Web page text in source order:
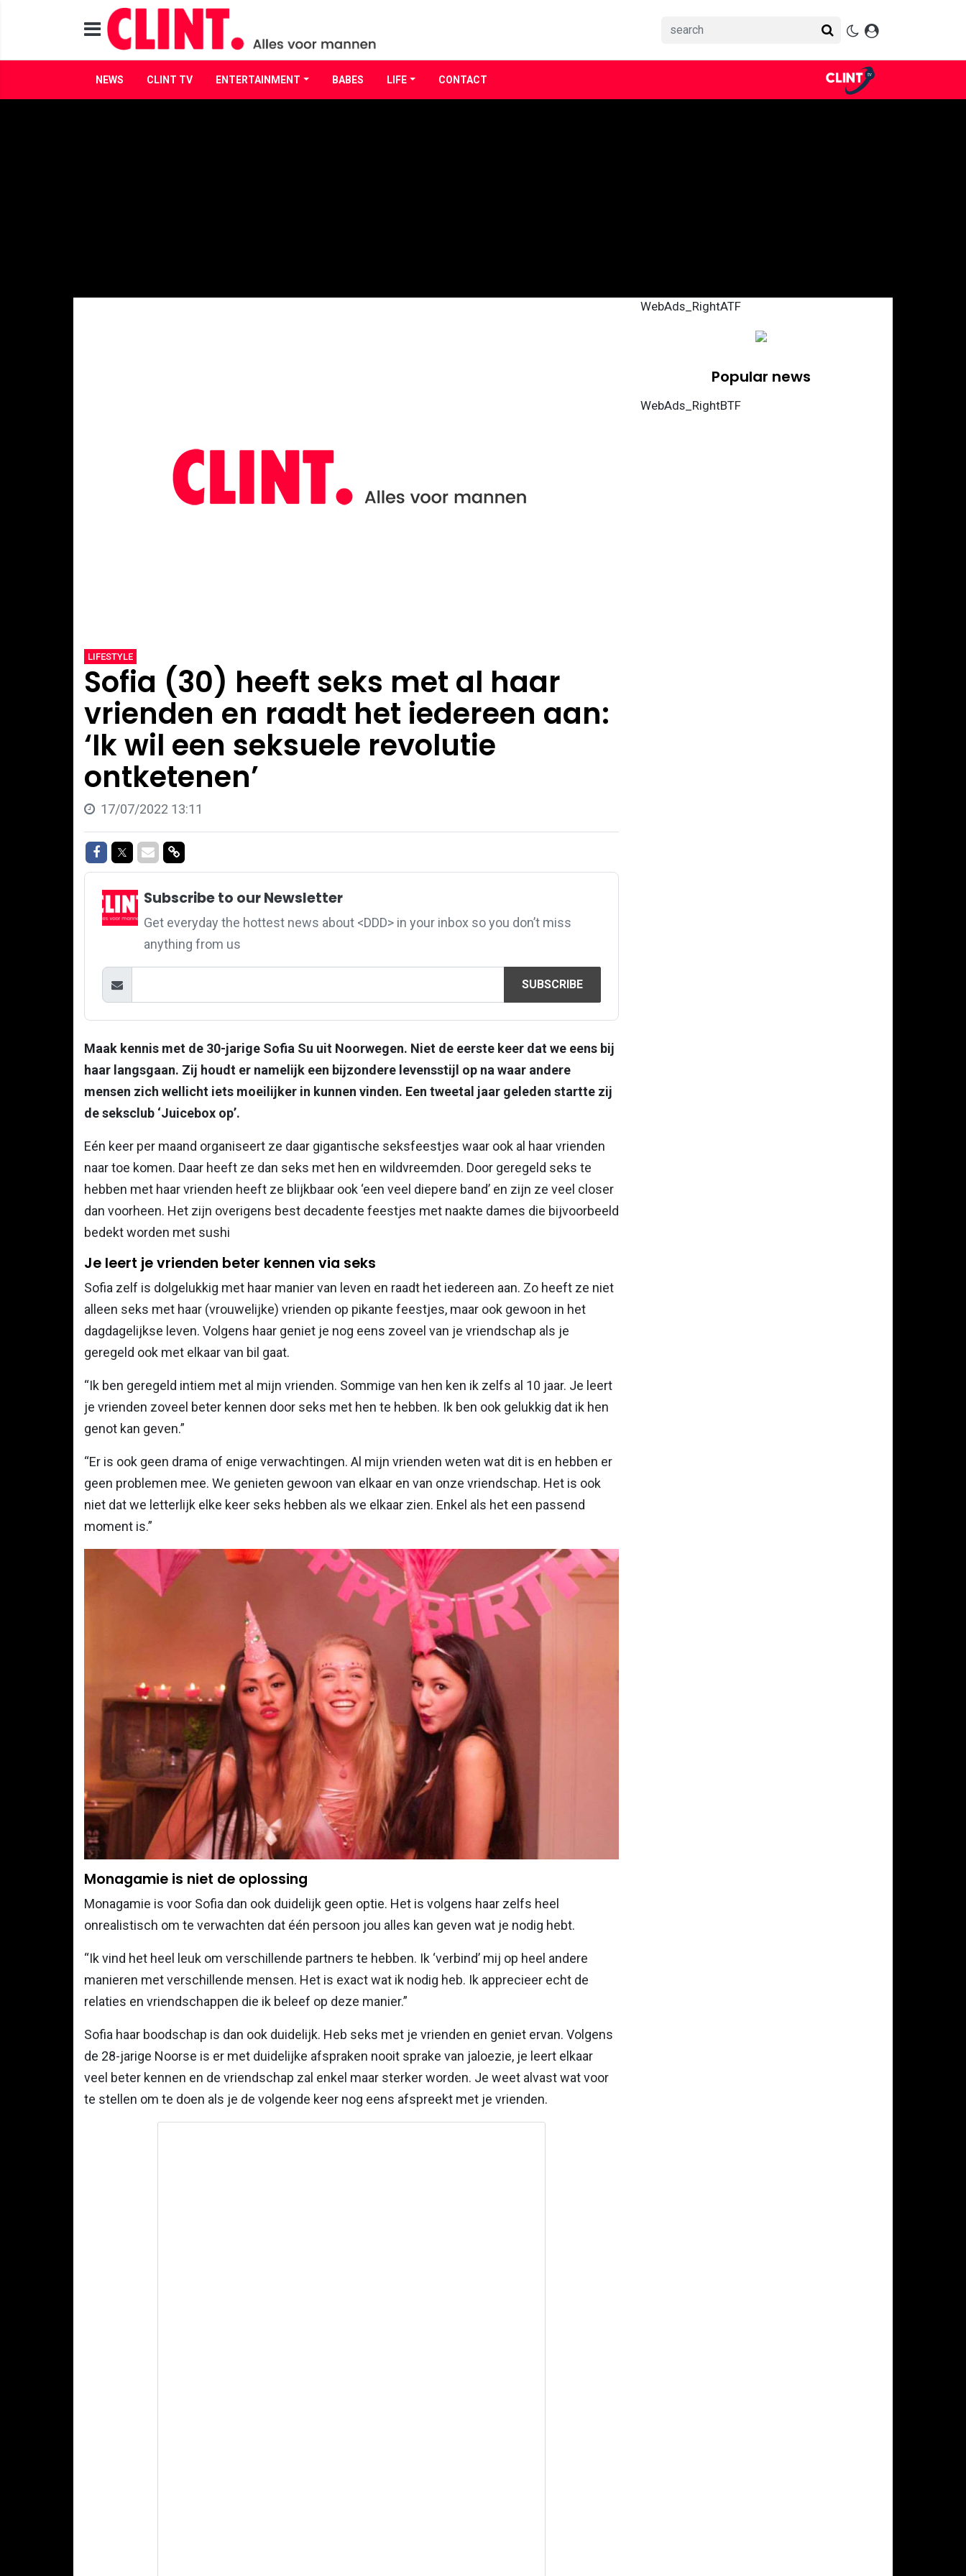
NEWS CLINT TV ENTERTAINMENT BABES LIFE CONTACT
LIFESTYLE
Sofia (30) heeft seks met al haar
vrienden en raadt het iedereen aan:
‘Ik wil een seksuele revolutie
ontketenen’
17/07/2022 13:11
Share on Facebook
Share on Twitter
Share via Mail
Share via link
Subscribe to our Newsletter
Get everyday the hottest news about <DDD> in your inbox so you don’t miss
anything from us
SUBSCRIBE
Maak kennis met de 30-jarige Sofia Su uit Noorwegen. Niet de eerste keer dat we eens bij
haar langsgaan. Zij houdt er namelijk een bijzondere levensstijl op na waar andere
mensen zich wellicht iets moeilijker in kunnen vinden. Een tweetal jaar geleden startte zij
de seksclub ‘Juicebox op’.
Eén keer per maand organiseert ze daar gigantische seksfeestjes waar ook al haar vrienden
naar toe komen. Daar heeft ze dan seks met hen en wildvreemden. Door geregeld seks te
hebben met haar vrienden heeft ze blijkbaar ook ‘een veel diepere band’ en zijn ze veel closer
dan voorheen. Het zijn overigens best decadente feestjes met naakte dames die bijvoorbeeld
bedekt worden met sushi
Je leert je vrienden beter kennen via seks
Sofia zelf is dolgelukkig met haar manier van leven en raadt het iedereen aan. Zo heeft ze niet
alleen seks met haar (vrouwelijke) vrienden op pikante feestjes, maar ook gewoon in het
dagdagelijkse leven. Volgens haar geniet je nog eens zoveel van je vriendschap als je
geregeld ook met elkaar van bil gaat.
“Ik ben geregeld intiem met al mijn vrienden. Sommige van hen ken ik zelfs al 10 jaar. Je leert
je vrienden zoveel beter kennen door seks met hen te hebben. Ik ben ook gelukkig dat ik hen
genot kan geven.”
“Er is ook geen drama of enige verwachtingen. Al mijn vrienden weten wat dit is en hebben er
geen problemen mee. We genieten gewoon van elkaar en van onze vriendschap. Het is ook
niet dat we letterlijk elke keer seks hebben als we elkaar zien. Enkel als het een passend
moment is.”
Monagamie is niet de oplossing
Monagamie is voor Sofia dan ook duidelijk geen optie. Het is volgens haar zelfs heel
onrealistisch om te verwachten dat één persoon jou alles kan geven wat je nodig hebt.
“Ik vind het heel leuk om verschillende partners te hebben. Ik ‘verbind’ mij op heel andere
manieren met verschillende mensen. Het is exact wat ik nodig heb. Ik apprecieer echt de
relaties en vriendschappen die ik beleef op deze manier.”
Sofia haar boodschap is dan ook duidelijk. Heb seks met je vrienden en geniet ervan. Volgens
de 28-jarige Noorse is er met duidelijke afspraken nooit sprake van jaloezie, je leert elkaar
veel beter kennen en de vriendschap zal enkel maar sterker worden. Je weet alvast wat voor
te stellen om te doen als je de volgende keer nog eens afspreekt met je vrienden.
WebAds_RightATF
Popular news
WebAds_RightBTF